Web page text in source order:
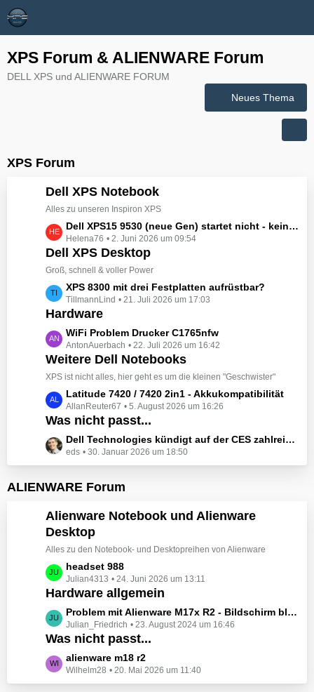
XPS Forum & ALIENWARE Forum
DELL XPS und ALIENWARE FORUM
Neues Thema
XPS Forum
Dell XPS Notebook
Alles zu unseren Inspiron XPS
L
e
t
z
e
B
i
r
ä
g
e
Dell XPS15 9530 (neue Gen) startet nicht - kein booten, kein Licht - nichts tut sich - hat jemand eine Idee wie man ihn zum Leben erwecken könnte?
Helena76 2. Juni 2026 um 09:54
Dell XPS Desktop
Groß, schnell & voller Power
L
e
t
z
t
e
B
i
r
ä
g
XPS 8300 mit drei Festplatten aufrüstbar?
TillmannLind 21. Juli 2026 um 17:03
Hardware
L
e
t
z
e
B
i
ä
e
WiFi Problem Drucker C1765nfw
AntonAuerbach 22. Juli 2026 um 16:42
Weitere Dell Notebooks
XPS ist nicht alles, hier geht es um die kleinen "Geschwister"
L
e
t
z
t
e
e
t
r
ä
g
e
Latitude 7420 / 7420 2in1 - Akkukompatibilität
AllanReuter67 5. August 2026 um 16:26
Was nicht passt...
L
e
t
z
e
B
e
i
t
r
ä
g
e
Dell Technologies kündigt auf der CES zahlreiche Alienware-Neuheiten an
eds 30. Januar 2026 um 18:50
ALIENWARE Forum
Alienware Notebook und Alienware
Desktop
Alles zu den Notebook- und Desktopreihen von Alienware
L
e
t
z
t
e
e
headset 988
Julian4313 24. Juni 2026 um 13:11
Hardware allgemein
L
e
t
z
t
e
Problem mit Alienware M17x R2 - Bildschirm bleibt schwarz beim Start
Julian_Friedrich 23. August 2024 um 16:46
Was nicht passt...
L
e
t
alienware m18 r2
Wilhelm28 20. Mai 2026 um 11:40